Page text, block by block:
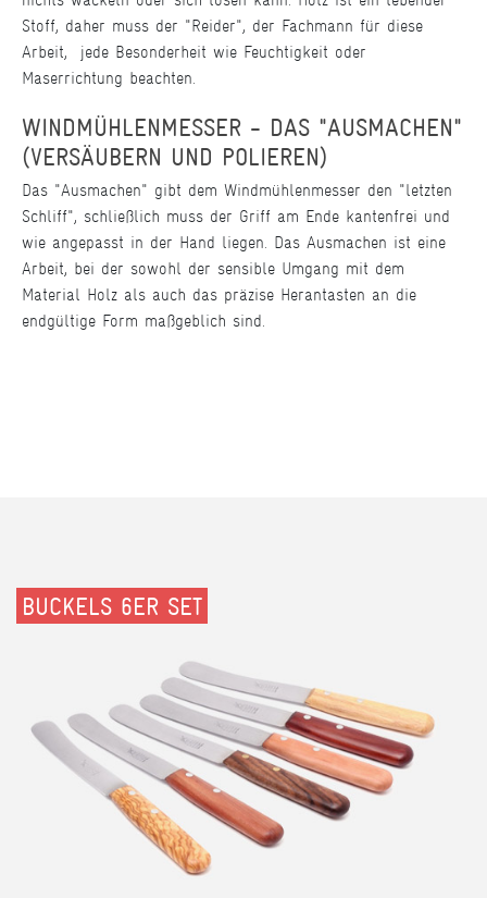
Stoff, daher muss der "Reider", der Fachmann für diese
Arbeit, jede Besonderheit wie Feuchtigkeit oder
Maserrichtung beachten.
WINDMÜHLENMESSER - DAS "AUSMACHEN"
(VERSÄUBERN UND POLIEREN)
Das "Ausmachen" gibt dem Windmühlenmesser den "letzten
Schliff", schließlich muss der Griff am Ende kantenfrei und
wie angepasst in der Hand liegen. Das Ausmachen ist eine
Arbeit, bei der sowohl der sensible Umgang mit dem
Material Holz als auch das präzise Herantasten an die
endgültige Form maßgeblich sind.
BUCKELS 6ER SET